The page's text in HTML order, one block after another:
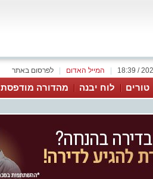
לפרסום באתר המייל האדום
טורים לוח יבנה מהדורה מודפסת